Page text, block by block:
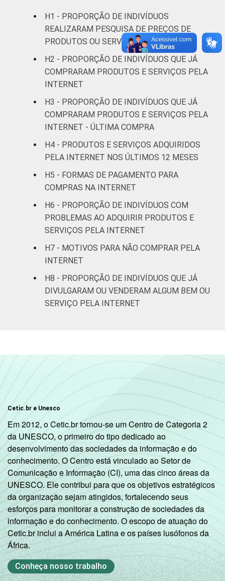
FAIXA
ETÁRIA
De 10 a 15
anos
1 99
De 16 a 24
anos
4 96
anos
4 96
De 35 a 44
anos
mais
RENDA
FAMILIAR
Até R$415 1
R$416-R$830
R$831-R$1245 2 98
R$1246-
R$2075
4 96
C 2
D E 1 99
SITUAÇÃO
DE
EMPREGO
Trabalhador 5 95
Desempregado 3 97
Não integra a
ativa
H1 - PROPORÇÃO DE INDIVÍDUOS
REALIZARAM PESQUISA DE PREÇOS DE
PRODUTOS OU SERVIÇOS NA INTERNET
H2 - PROPORÇÃO DE INDIVÍDUOS QUE JÁ
COMPRARAM PRODUTOS E SERVIÇOS PELA
INTERNET
H3 - PROPORÇÃO DE INDIVÍDUOS QUE JÁ
COMPRARAM PRODUTOS E SERVIÇOS PELA
INTERNET - ÚLTIMA COMPRA
H4 - PRODUTOS E SERVIÇOS ADQUIRIDOS
PELA INTERNET NOS ÚLTIMOS 12 MESES
H5 - FORMAS DE PAGAMENTO PARA
COMPRAS NA INTERNET
H6 - PROPORÇÃO DE INDIVÍDUOS COM
PROBLEMAS AO ADQUIRIR PRODUTOS E
SERVIÇOS PELA INTERNET
H7 - MOTIVOS PARA NÃO COMPRAR PELA
INTERNET
H8 - PROPORÇÃO DE INDIVÍDUOS QUE JÁ
DIVULGARAM OU VENDERAM ALGUM BEM OU
SERVIÇO PELA INTERNET
Cetic.br e Unesco
Em 2012, o Cetic.br tornou-se um Centro de Categoria 2
da UNESCO, o primeiro do tipo dedicado ao
desenvolvimento das sociedades da informação e do
conhecimento. O Centro está vinculado ao Setor de
Comunicação e Informação (CI), uma das cinco áreas da
UNESCO. Ele contribui para que os objetivos estratégicos
da organização sejam atingidos, fortalecendo seus
esforços para monitorar a construção de sociedades da
informação e do conhecimento. O escopo de atuação do
Cetic.br inclui a América Latina e os países lusófonos da
África.
Conheça nosso trabalho